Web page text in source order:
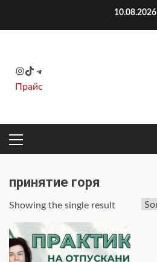
10.08.2026
Instagram
TikTok
Telegram
Прайс
ОСНОВНОЕ
МЕНЮ
принятие горя
Showing the single result